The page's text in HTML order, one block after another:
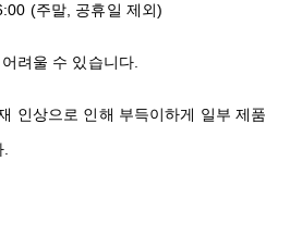
(주말, 공휴일 제외)
려울 수 있습니다.
인상으로 인해 부득이하게 일부 제품